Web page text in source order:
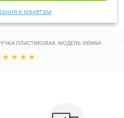
к макетам
ПЛАСТИКОВАЯ. МОДЕЛЬ VIENNA